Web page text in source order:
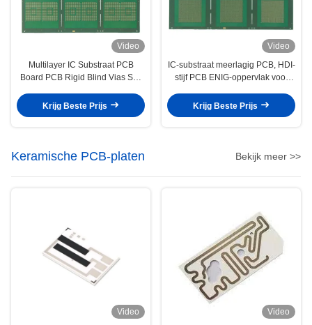
Video
Multilayer IC Substraat PCB
Board PCB Rigid Blind Vias Soft
Krijg Beste Prijs
Video
IC-substraat meerlagig PCB, HDI-
stijf PCB ENIG-oppervlak voor
Krijg Beste Prijs
Keramische PCB-platen Bekijk meer >>
Video
Video